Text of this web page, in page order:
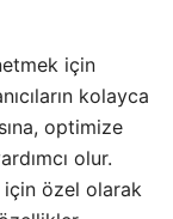
için
kolayca
optimize
olur.
için özel olarak